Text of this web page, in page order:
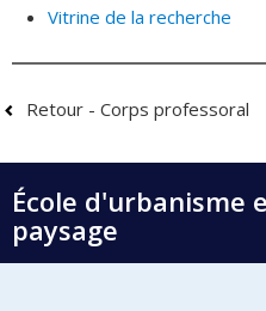
Vitrine de la recherche
Retour - Corps professoral
École d'urbanisme
paysage